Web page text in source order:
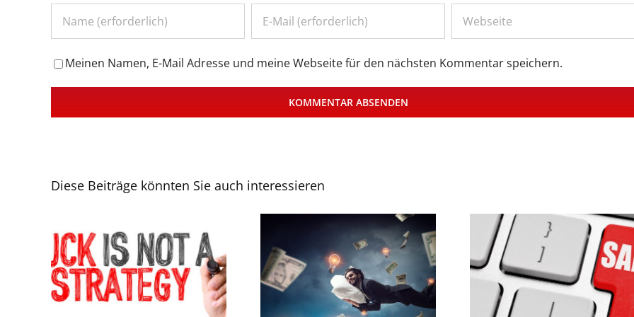
Meinen Namen, E-Mail Adresse und meine Webseite für den nächsten Kommentar speichern.
Diese Beiträge könnten Sie auch interessieren
Ein Traum von einem Verkäufer –
und was Einkäufer wirklich
denken
Ist Ihre Vertriebs- und Service-
Organisation noch zeitgemäß?
Glück ist keine
Planungs-Impulse für den
Vertrieb 2026…